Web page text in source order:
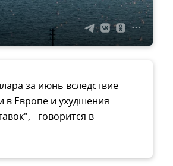
за июнь вследствие
в Европе и ухудшения
- говорится в